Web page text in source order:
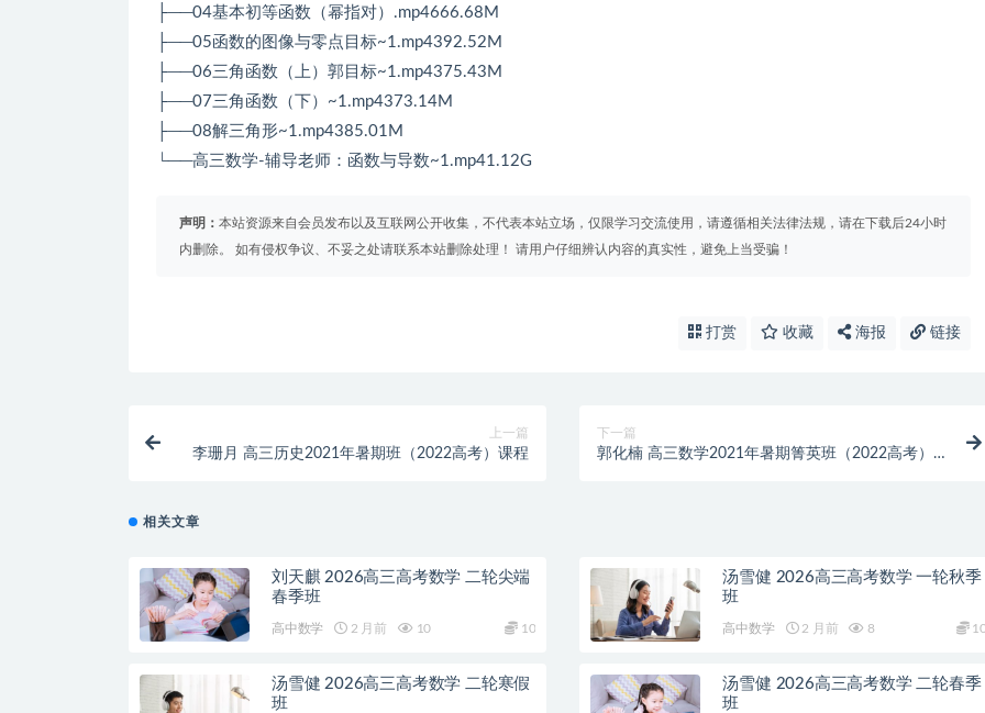
├──04基本初等函数（幂指对）.mp4666.68M
├──05函数的图像与零点目标~1.mp4392.52M
├──06三角函数（上）郭目标~1.mp4375.43M
├──07三角函数（下）~1.mp4373.14M
├──08解三角形~1.mp4385.01M
└──高三数学-辅导老师：函数与导数~1.mp41.12G
声明： 本站资源来自会员发布以及互联网公开收集，不代表本站立场，仅限学习交流使用，请遵循相关法律法规，请在下载后24小时
内删除。 如有侵权争议、不妥之处请联系本站删除处理！ 请用户仔细辨认内容的真实性，避免上当受骗！
打赏 收藏 海报 链接
上一篇
李珊月 高三历史2021年暑期班（2022高考）课程
下一篇
郭化楠 高三数学2021年暑期箐英班（2022高考）
相关文章
刘天麒 2026高三高考数学 二轮尖端
春季班
高中数学 2 月前 10 10
汤雪健 2026高三高考数学 一轮秋季
班
高中数学 2 月前 8
汤雪健 2026高三高考数学 二轮寒假
班
汤雪健 2026高三高考数学 二轮春季
班